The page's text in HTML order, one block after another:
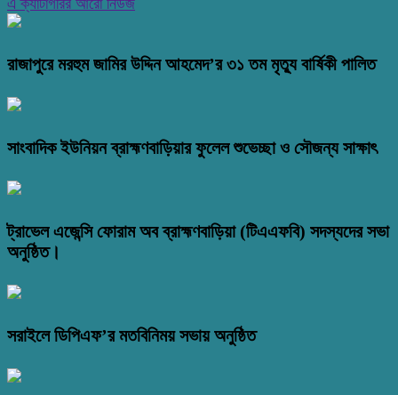
এ ক্যাটাগরির আরো নিউজ
রাজাপুরে মরহুম জামির উদ্দিন আহমেদ’র ৩১ তম মৃত্যু বার্ষিকী পালিত
সাংবাদিক ইউনিয়ন ব্রাহ্মণবাড়িয়ার ফুলেল শুভেচ্ছা ও সৌজন্য সাক্ষাৎ
ট্রাভেল এজেন্সি ফোরাম অব ব্রাহ্মণবাড়িয়া (টিএএফবি) সদস্যদের সভা
অনুষ্ঠিত।
সরাইলে ডিপিএফ’র মতবিনিময় সভায় অনুষ্ঠিত